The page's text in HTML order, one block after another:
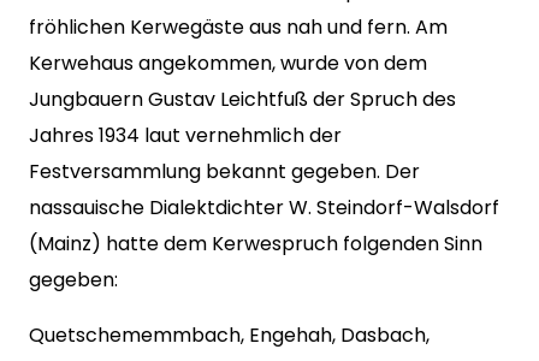
fröhlichen Kerwegäste aus nah und fern. Am
Kerwehaus angekommen, wurde von dem
Jungbauern Gustav Leichtfuß der Spruch des
Jahres 1934 laut vernehmlich der
Festversammlung bekannt gegeben. Der
nassauische Dialektdichter W. Steindorf-Walsdorf
(Mainz) hatte dem Kerwespruch folgenden Sinn
gegeben:
Quetschememmbach, Engehah, Dasbach,